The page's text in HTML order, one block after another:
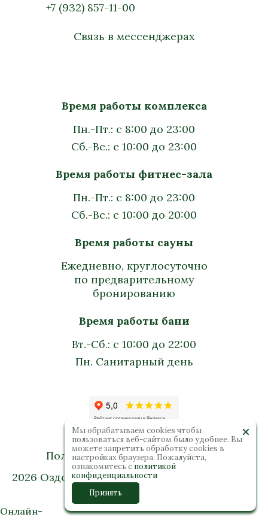
+7 (932) 857-11-00
Связь в мессенджерах
Время работы комплекса
Пн.-Пт.: с 8:00 до 23:00
Сб.-Вс.: с 10:00 до 23:00
Время работы фитнес-зала
Пн.-Пт.: с 8:00 до 23:00
Сб.-Вс.: с 10:00 до 20:00
Время работы сауны
Ежедневно, круглосуточно
по предварительному
бронированию
Время работы бани
Вт.-Сб.: с 10:00 до 22:00
Пн. Санитарный день
Политика конфиденциальности
2026 Оздоровительный комплекс “Колибри”.
Все права защищены
Мы обрабатываем cookies чтобы
пользоваться веб-сайтом было удобнее. Вы
можете запретить обработку сookies в
настройках браузера. Пожалуйста,
ознакомитесь с политикой
конфиденциальности
Принять
Онлайн-